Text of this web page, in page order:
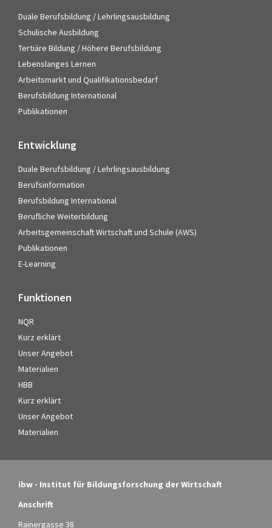
Duale Berufsbildung / Lehrlingsausbildung
Schulische Ausbildung
Tertiäre Bildung / Höhere Berufsbildung
Lebenslanges Lernen
Arbeitsmarkt und Qualifikationsbedarf
Berufsbildung International
Publikationen
Entwicklung
Duale Berufsbildung / Lehrlingsausbildung
Berufsinformation
Berufsbildung International
Berufliche Weiterbildung
Arbeitsgemeinschaft Wirtschaft und Schule (AWS)
Publikationen
E-Learning
Funktionen
NQR
Kurz erklärt
Unser Angebot
Materialien
HBB
Kurz erklärt
Unser Angebot
Materialien
ibw - Institut für Bildungsforschung der Wirtschaft
Anschrift
Rainergasse 38